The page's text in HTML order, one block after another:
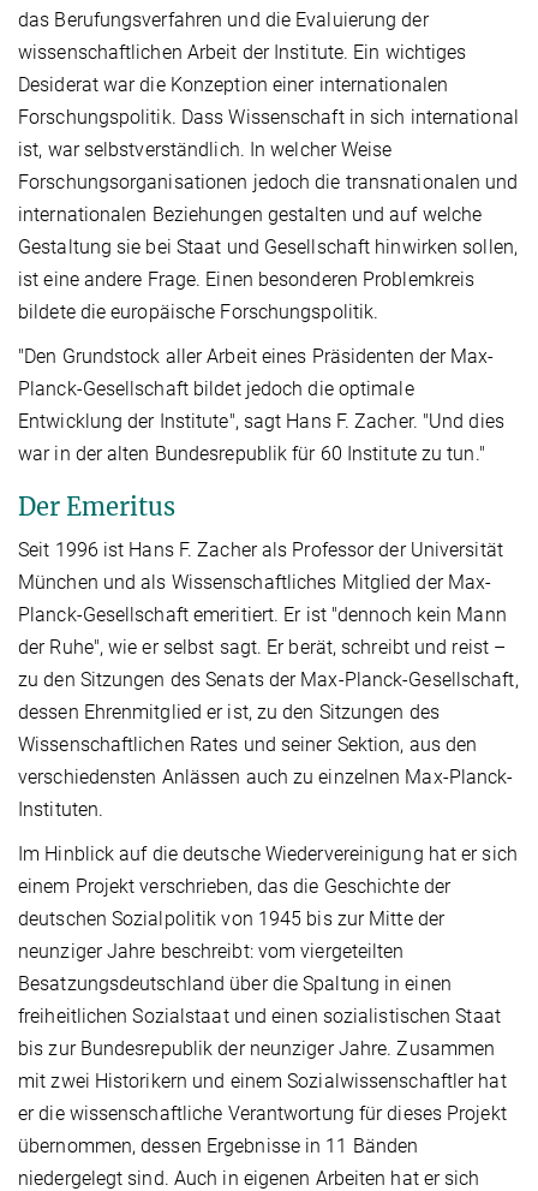
das Berufungsverfahren und die Evaluierung der
wissenschaftlichen Arbeit der Institute. Ein wichtiges
Desiderat war die Konzeption einer internationalen
Forschungspolitik. Dass Wissenschaft in sich international
ist, war selbstverständlich. In welcher Weise
Forschungsorganisationen jedoch die transnationalen und
internationalen Beziehungen gestalten und auf welche
Gestaltung sie bei Staat und Gesellschaft hinwirken sollen,
ist eine andere Frage. Einen besonderen Problemkreis
bildete die europäische Forschungspolitik.
"Den Grundstock aller Arbeit eines Präsidenten der Max-
Planck-Gesellschaft bildet jedoch die optimale
Entwicklung der Institute", sagt Hans F. Zacher. "Und dies
war in der alten Bundesrepublik für 60 Institute zu tun."
Der Emeritus
Seit 1996 ist Hans F. Zacher als Professor der Universität
München und als Wissenschaftliches Mitglied der Max-
Planck-Gesellschaft emeritiert. Er ist "dennoch kein Mann
der Ruhe", wie er selbst sagt. Er berät, schreibt und reist –
zu den Sitzungen des Senats der Max-Planck-Gesellschaft,
dessen Ehrenmitglied er ist, zu den Sitzungen des
Wissenschaftlichen Rates und seiner Sektion, aus den
verschiedensten Anlässen auch zu einzelnen Max-Planck-
Instituten.
Im Hinblick auf die deutsche Wiedervereinigung hat er sich
einem Projekt verschrieben, das die Geschichte der
deutschen Sozialpolitik von 1945 bis zur Mitte der
neunziger Jahre beschreibt: vom viergeteilten
Besatzungsdeutschland über die Spaltung in einen
freiheitlichen Sozialstaat und einen sozialistischen Staat
bis zur Bundesrepublik der neunziger Jahre. Zusammen
mit zwei Historikern und einem Sozialwissenschaftler hat
er die wissenschaftliche Verantwortung für dieses Projekt
übernommen, dessen Ergebnisse in 11 Bänden
niedergelegt sind. Auch in eigenen Arbeiten hat er sich